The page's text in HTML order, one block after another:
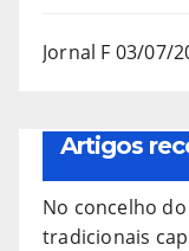
Jornal F 03/07/
Artigos
No concelho
tradicionais